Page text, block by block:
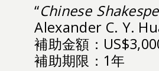
“Chinese
Alexander C. Y.
補助金額：
補助期限：1年